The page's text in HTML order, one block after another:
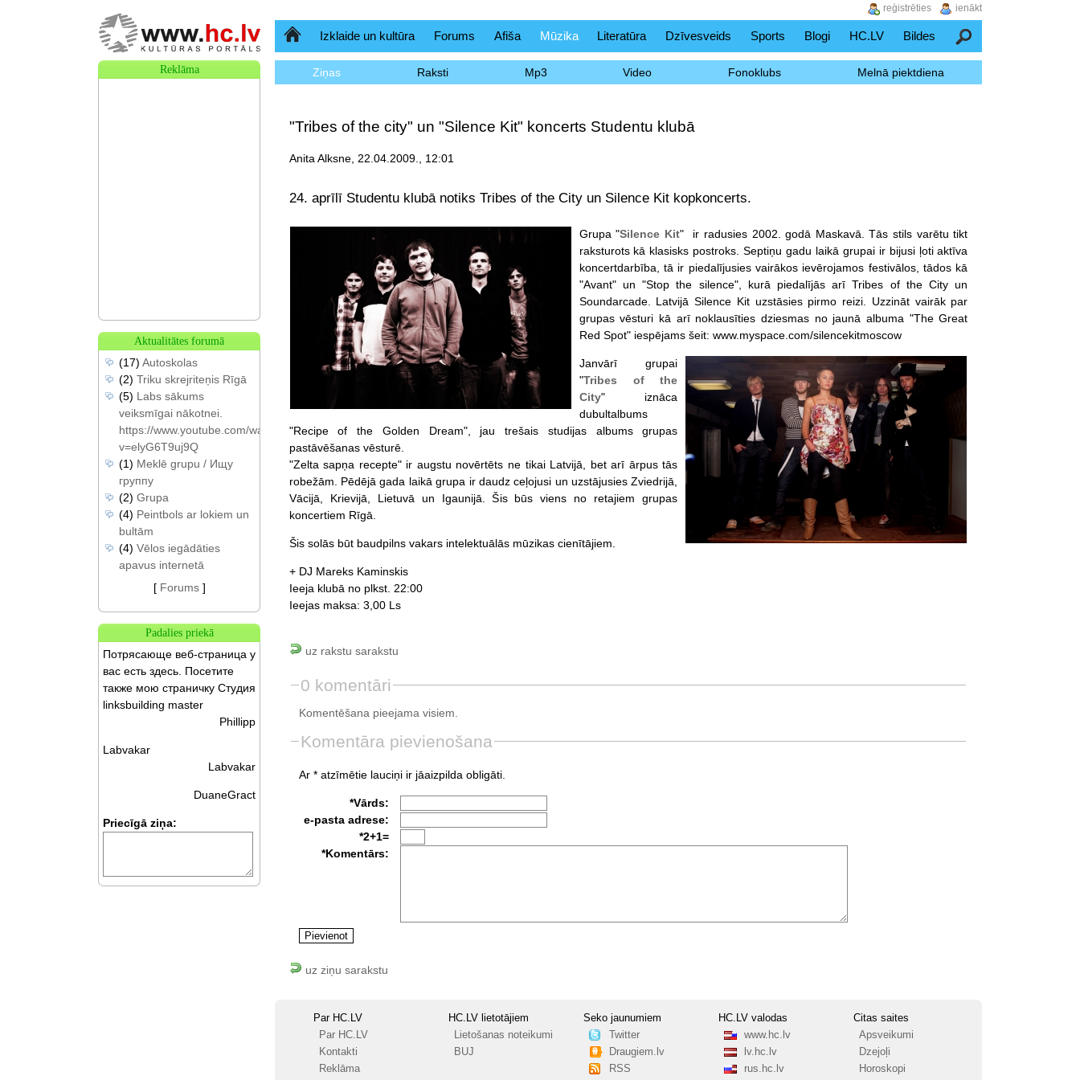
SākumlapaIzklaide un kultūra Forums Afiša Mūzika Literatūra Dzīvesveids Sports Blogi HC.LV Bildes Meklēšana
Ziņas Raksti Mp3 Video Fonoklubs Melnā piektdiena
"Tribes of the city" un "Silence Kit" koncerts Studentu klubā
Anita Alksne, 22.04.2009., 12:01
24. aprīlī Studentu klubā notiks Tribes of the City un Silence Kit kopkoncerts.
Grupa "Silence Kit" ir radusies 2002. godā Maskavā. Tās stils varētu tikt
raksturots kā klasisks postroks. Septiņu gadu laikā grupai ir bijusi ļoti aktīva
koncertdarbība, tā ir piedalījusies vairākos ievērojamos festivālos, tādos kā
"Avant" un "Stop the silence", kurā piedalījās arī Tribes of the City un
Soundarcade. Latvijā Silence Kit uzstāsies pirmo reizi. Uzzināt vairāk par
grupas vēsturi kā arī noklausīties dziesmas no jaunā albuma "The Great
Red Spot" iespējams šeit: www.myspace.com/silencekitmoscow
Janvārī grupai
"Tribes of the
City" iznāca
dubultalbums
"Recipe of the Golden Dream", jau trešais studijas albums grupas
pastāvēšanas vēsturē.
"Zelta sapņa recepte" ir augstu novērtēts ne tikai Latvijā, bet arī ārpus tās
robežām. Pēdējā gada laikā grupa ir daudz ceļojusi un uzstājusies Zviedrijā,
Vācijā, Krievijā, Lietuvā un Igaunijā. Šis būs viens no retajiem grupas
koncertiem Rīgā.
Šis solās būt baudpilns vakars intelektuālās mūzikas cienītājiem.
+ DJ Mareks Kaminskis
Ieeja klubā no plkst. 22:00
Ieejas maksa: 3,00 Ls
uz rakstu sarakstu
0 komentāri
Komentēšana pieejama visiem.
Komentāra pievienošana
Ar * atzīmētie lauciņi ir jāaizpilda obligāti.
*Vārds:
e-pasta adrese:
*2+1=
*Komentārs:
uz ziņu sarakstu
Par HC.LV
Par HC.LV
Kontakti
Reklāma
HC.LV lietotājiem
Lietošanas noteikumi
BUJ
Seko jaunumiem
Twitter
Draugiem.lv
RSS
HC.LV valodas
www.hc.lv
lv.hc.lv
rus.hc.lv
Citas saites
Apsveikumi
Dzejoļi
Horoskopi
Reklāma
Aktualitātes forumā
(17) Autoskolas
(2) Triku skrejriteņis Rīgā
(5) Labs sākums
veiksmīgai nākotnei.
https://www.youtube.com/watch?
v=elyG6T9uj9Q
(1) Meklē grupu / Ищу
группу
(2) Grupa
(4) Peintbols ar lokiem un
bultām
(4) Vēlos iegādāties
apavus internetā
[ Forums]
Padalies priekā
Потрясающе веб-страница у
вас есть здесь. Посетите
также мою страничку Студия
linksbuilding master
Phillipp
Labvakar
Labvakar
DuaneGract
Priecīgā ziņa:
ienākt
reģistrēties